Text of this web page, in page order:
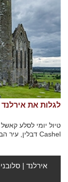
לגלות את
Cashel דבלין, עיר הבירה של...
אירלנד |